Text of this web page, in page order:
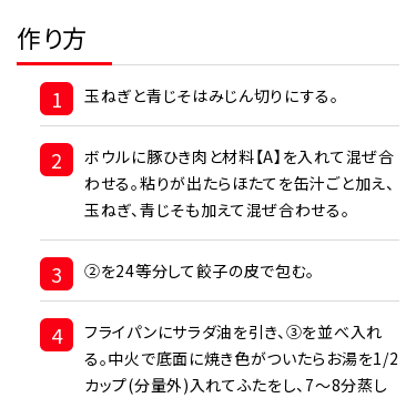
作り方
1 玉ねぎと青じそはみじん切りにする。
2
ボウルに豚ひき肉と材料【A】を入れて混ぜ合
わせる。粘りが出たらほたてを缶汁ごと加え、
玉ねぎ、青じそも加えて混ぜ合わせる。
3 ②を24等分して餃子の皮で包む。
4
フライパンにサラダ油を引き、③を並べ入れ
る。中火で底面に焼き色がついたらお湯を1/2
カップ(分量外)入れてふたをし、7～8分蒸し